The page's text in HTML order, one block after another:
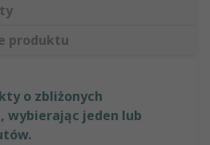
produktu
o zbliżonych
wybierając jeden lub